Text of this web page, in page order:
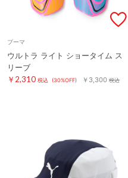
プーマ
ウルトラ ライト ショータイム ス
リーブ
￥2,310 税込 (30%OFF) ￥3,300 税込